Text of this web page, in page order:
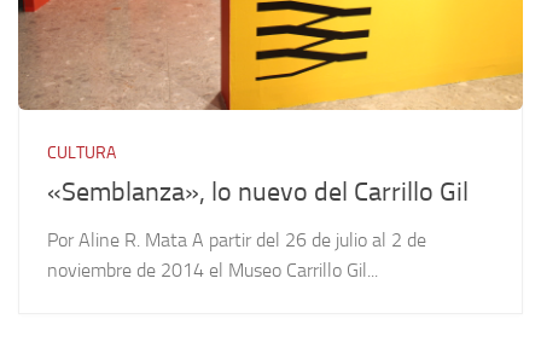
CULTURA
«Semblanza», lo nuevo del Carrillo Gil
Por Aline R. Mata A partir del 26 de julio al 2 de
noviembre de 2014 el Museo Carrillo Gil...